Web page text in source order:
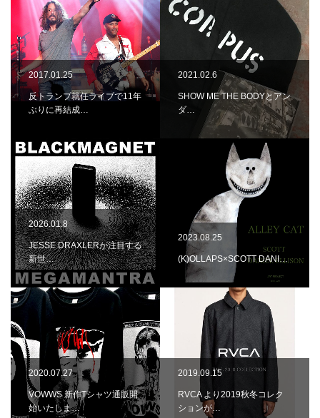
2017.01.25
反トランプ就任ライブで11年
ぶりに再結成…
2021.02.6
SHOW ME THE BODYとアン
ダ…
2026.01.8
JESSE DRAXLERが注目する
新世…
2023.08.25
(K)OLLAPS×SCOTT DANI…
2020.07.27
VOWWS 新作Tシャツ通販開
始いたしま…
2019.09.15
RVCA より2019秋冬コレク
ションが…